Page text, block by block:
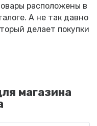
расположены в
А не так давно
делает покупки
магазина